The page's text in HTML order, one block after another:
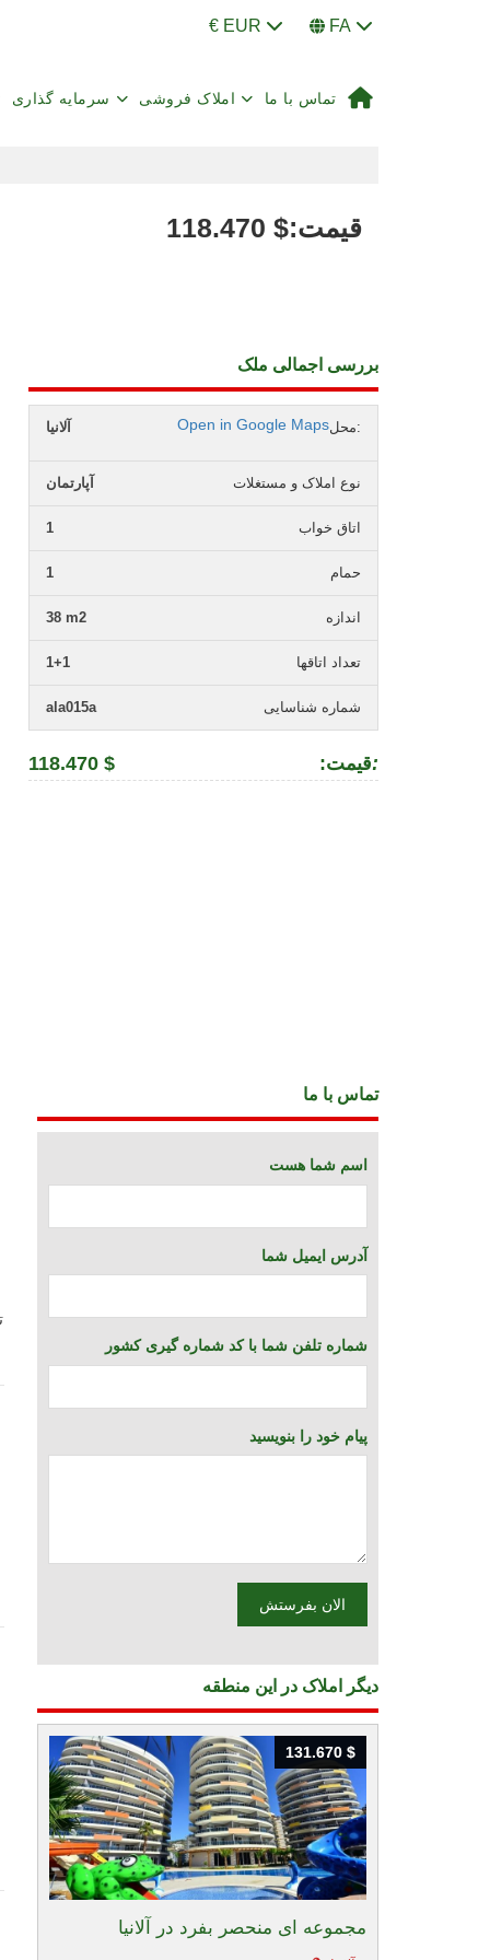
€ EUR FA
سرمایه گذاری املاک فروشی تماس با ما
:قیمت 118.470 $
بررسی اجمالی ملک
محل: آلانیا Open in Google Maps
نوع املاک و مستغلات آپارتمان
اتاق خواب 1
حمام 1
اندازه 38 m2
تعداد اتاقها 1+1
شماره شناسایی ala015a
:قیمت:
118.470 $
تماس با ما
اسم شما هست
آدرس ایمیل شما
شماره تلفن شما با کد شماره گیری کشور
پیام خود را بنویسید
دیگر املاک در این منطقه
مجموعه ای منحصر بفرد در آلانیا
131.670 $
131.670 $